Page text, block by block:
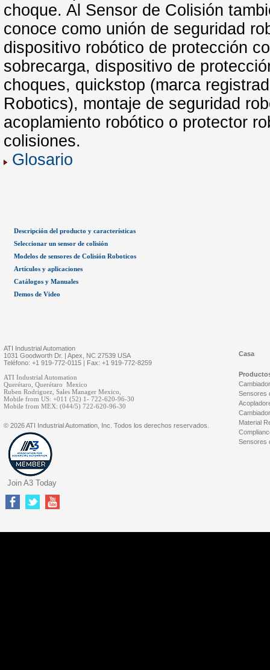
choque. Al Sensor de Colisión
conoce como unión de seguridad
dispositivo robótico de protección
sobrecarga, dispositivo de
choques, quickstop (marca
Robotics), montaje de seguridad
acoplamiento robótico o protector
colisiones.
Glosario
Descripción del producto y características
Seleccionar un sensor de colisión
Modelos de sensores de Colisión Roboticos
Artículos y aplicaciones
Catálogos y Manuales
Demos de Video
ATI Industrial Automation
1031 Goodworth Dr. | Apex, NC 27539 USA
Teléfono: +1 919-772-0115 | Fax: +1 919-772-8259
ATI Industrial Automation
Querétaro, Querétaro Mexico
Ruben Rodriguez, Sales Manager Mexico,
Mobile from US: +011 (52) 1- 722-620-96-30
Mobile from MEX: (044/5) 722-620-96-30
Casa
Sensores
Material
Sensores
© 2026 ATI Industrial Automation, Inc. Todos los derechos reservados.
Join A3 Today